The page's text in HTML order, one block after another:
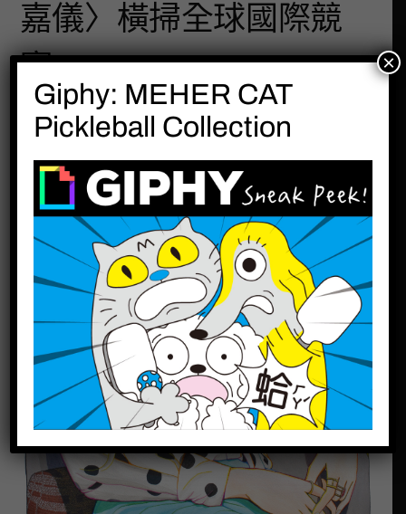
嘉儀〉橫掃全球國際競
賽!
Giphy: MEHER CAT
Pickleball Collection
×